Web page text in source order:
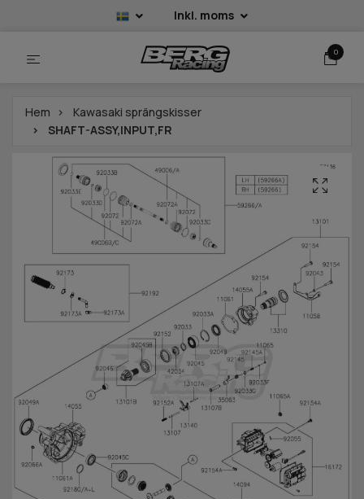
Inkl. moms
0
Hem
Kawasaki sprängskisser
SHAFT-ASSY,INPUT,FR